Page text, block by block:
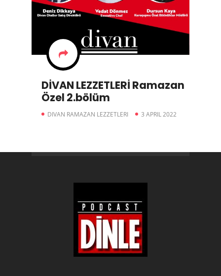
DİVAN LEZZETLERİ Ramazan
Özel 2.bölüm
DIVAN RAMAZAN LEZZETLERI 3 APRIL 2022